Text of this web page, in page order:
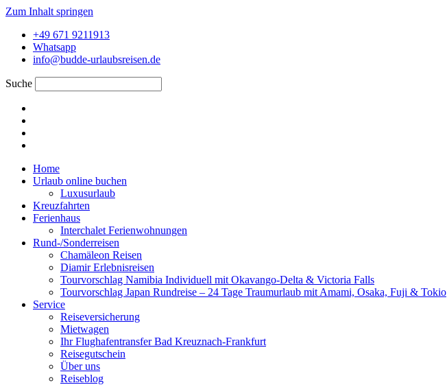
Zum Inhalt springen
+49 671 9211913
Whatsapp
info@budde-urlaubsreisen.de
Suche
Home
Urlaub online buchen
Luxusurlaub
Kreuzfahrten
Ferienhaus
Interchalet Ferienwohnungen
Rund-/Sonderreisen
Chamäleon Reisen
Diamir Erlebnisreisen
Tourvorschlag Namibia Individuell mit Okavango-Delta & Victoria Falls
Tourvorschlag Japan Rundreise – 24 Tage Traumurlaub mit Amami, Osaka, Fuji & Tokio
Service
Reiseversicherung
Mietwagen
Ihr Flughafentransfer Bad Kreuznach-Frankfurt
Reisegutschein
Über uns
Reiseblog